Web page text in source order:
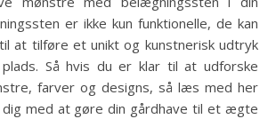
er ikke kun funktionelle, de kan
at tilføre et unikt og kunstnerisk udtryk
Så hvis du er klar til at udforske
farver og designs, så læs med her
med at gøre din gårdhave til et ægte